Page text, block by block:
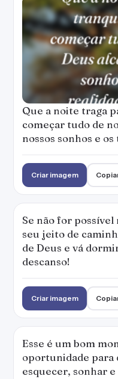
Que a noite traga
começar tudo de
nossos sonhos e
Criar imagem
Se não for
seu jeito de
de Deus e vá
descanso!
Criar imagem
Esse é um bom
oportunidade para
esquecer, sonhar